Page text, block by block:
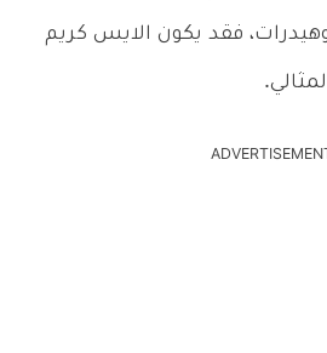
فقد يكون الايس كريم